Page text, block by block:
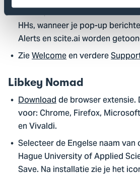
de taal, eventueel een tweede
HHs, wanneer je pop-up
Alerts en scite.ai worden
ZieWelcomeen verdere
Libkey Nomad
Downloadde browser
voor: Chrome, Firefox,
en Vivaldi.
Selecteer de Engelse naam
Hague University of Applied
Save. Na installatie zie je het